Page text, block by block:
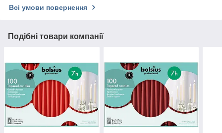
Всі умови повернення
Подібні товари компанії